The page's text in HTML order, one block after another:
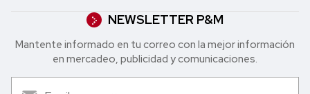
NEWSLETTER P&M
Mantente informado en tu correo con la mejor in formación
en mercadeo, publicidad y comunicaciones.